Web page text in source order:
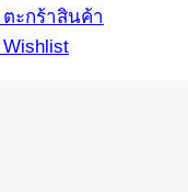
ตะกร้าสินค้า
Wishlist